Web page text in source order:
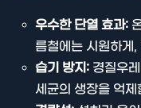
우수한 단열 효과:
름철에는 시원하게
습기 방지: 경질우
세균의 생장을 억제